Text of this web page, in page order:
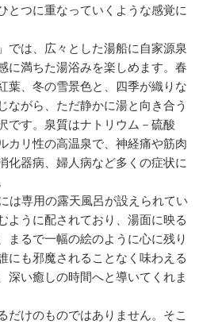
とつに重なっていくような感覚に
では、広々とした湯船に自家源泉
に満ちた湯浴みを楽しめます。春
葉、冬の雪景色と、四季が織りな
ながら、ただ静かに湯と向き合う
です。泉質はナトリウム－硫酸
カリ性の高温泉で、神経痛や筋肉
化器病、婦人病など多くの症状に
は専用の露天風呂が設えられてい
ように配されており、湯面に映る
まるで一幅の絵のように心に残り
にも邪魔されることなく味わえる
深い癒しの時間へと導いてくれま
だけのものではありません。そこ